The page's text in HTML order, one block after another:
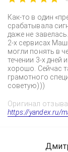
Как-то в один
срабатывала
даже не
2-х сервисах
могли понять в
течении 3-х дней
хорошо. Сейчас
грамотного
советую)))
Оригинал
https://yandex.ru/